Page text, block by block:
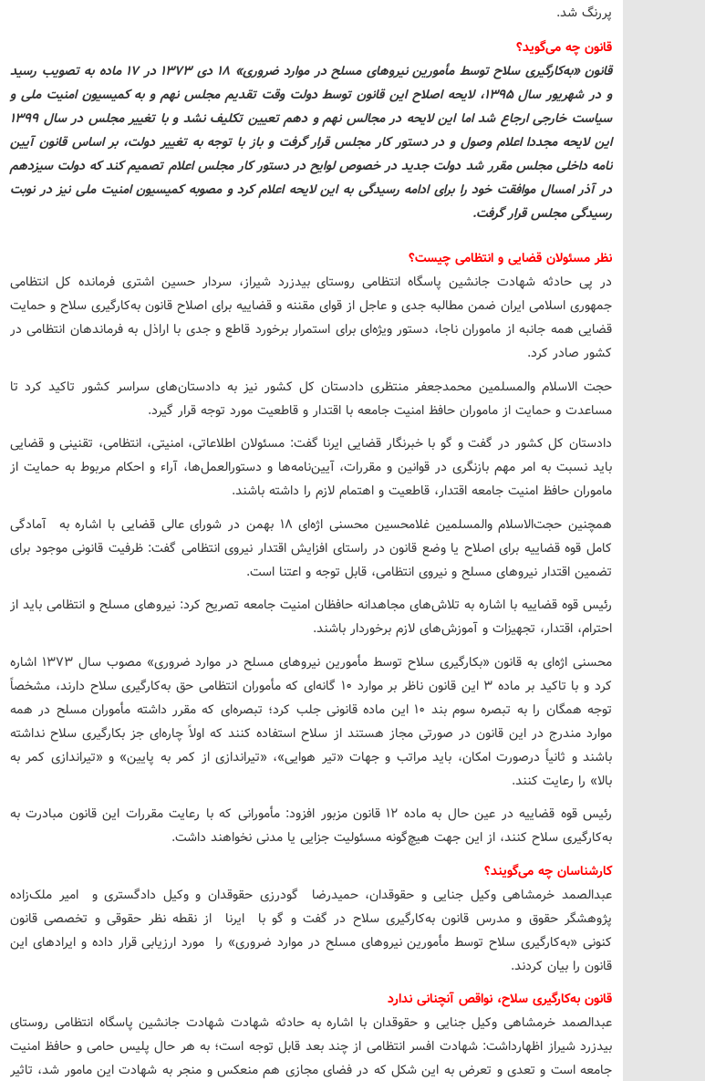
پررنگ شد.
قانون چه می‌گوید؟
قانون «به‌کارگیری سلاح توسط مأمورین نیروهای مسلح در موارد ضروری» ۱۸ دی ۱۳۷۳ در ۱۷ ماده به تصویب رسید
و در شهریور سال ۱۳۹۵، لایحه اصلاح این قانون توسط دولت وقت تقدیم مجلس نهم و به کمیسیون امنیت ملی و
سیاست خارجی ارجاع شد اما این لایحه در مجالس نهم و دهم تعیین تکلیف نشد و با تغییر مجلس در سال ۱۳۹۹
این لایحه مجددا اعلام وصول و در دستور کار مجلس قرار گرفت و باز با توجه به تغییر دولت، بر اساس قانون آیین
نامه داخلی مجلس مقرر شد دولت جدید در خصوص لوایح در دستور کار مجلس اعلام تصمیم کند که دولت سیزدهم
در آذر امسال موافقت خود را برای ادامه رسیدگی به این لایحه اعلام کرد و مصوبه کمیسیون امنیت ملی نیز در نوبت
رسیدگی مجلس قرار گرفت.
نظر مسئولان قضایی و انتظامی چیست؟
در پی حادثه شهادت جانشین پاسگاه انتظامی روستای بیدزرد شیراز، سردار حسین اشتری فرمانده کل انتظامی
جمهوری اسلامی ایران ضمن مطالبه جدی و عاجل از قوای مقننه و قضاییه برای اصلاح قانون به‌کارگیری سلاح و حمایت
قضایی همه جانبه از ماموران ناجا، دستور ویژه‌ای برای استمرار برخورد قاطع و جدی با اراذل به فرماندهان انتظامی در
کشور صادر کرد.
حجت الاسلام والمسلمین محمدجعفر منتظری دادستان کل کشور نیز به دادستان‌های سراسر کشور تاکید کرد تا
مساعدت و حمایت از ماموران حافظ امنیت جامعه با اقتدار و قاطعیت مورد توجه قرار گیرد.
دادستان کل کشور در گفت و گو با خبرنگار قضایی ایرنا گفت: مسئولان اطلاعاتی، امنیتی، انتظامی، تقنینی و قضایی
باید نسبت به امر مهم بازنگری در قوانین و مقررات، آیین‌نامه‌ها و دستورالعمل‌ها، آراء و احکام مربوط به حمایت از
ماموران حافظ امنیت جامعه اقتدار، قاطعیت و اهتمام لازم را داشته باشند.
همچنین حجت‌الاسلام والمسلمین غلامحسین محسنی‌ اژه‌ای ۱۸ بهمن در شورای عالی قضایی با اشاره به آمادگی
کامل قوه قضاییه برای اصلاح یا وضع قانون در راستای افزایش اقتدار نیروی انتظامی گفت: ظرفیت قانونی موجود برای
تضمین اقتدار نیروهای مسلح و نیروی انتظامی، قابل توجه و اعتنا است.
رئیس قوه قضاییه با اشاره به تلاش‌های مجاهدانه حافظان امنیت جامعه تصریح کرد: نیروهای مسلح و انتظامی باید از
احترام، اقتدار، تجهیزات و آموزش‌های لازم برخوردار باشند.
محسنی اژه‌ای به قانون «بکارگیری سلاح توسط مأمورین نیروهای مسلح در موارد ضروری» مصوب سال ۱۳۷۳ اشاره
کرد و با تاکید بر ماده ۳ این قانون ناظر بر موارد ۱۰ گانه‌ای که مأموران انتظامی حق به‌کارگیری سلاح دارند، مشخصاً
توجه همگان را به تبصره سوم بند ۱۰ این ماده قانونی جلب کرد؛ تبصره‌ای که مقرر داشته مأموران مسلح در همه
موارد مندرج در این قانون در صورتی مجاز هستند از سلاح استفاده کنند که اولاً چاره‌ای جز بکارگیری سلاح‌ نداشته
باشند و ثانیاً درصورت امکان، باید مراتب و جهات «تیر هوایی»، «تیراندازی از کمر به پایین» و «تیراندازی کمر به
بالا» را رعایت کنند.
رئیس قوه قضاییه در عین‌ حال به ماده ۱۲ قانون مزبور افزود: مأمورانی که با رعایت مقررات این قانون مبادرت به
به‌کارگیری سلاح کنند، از این جهت هیچ‌گونه مسئولیت جزایی یا مدنی نخواهند داشت.
کارشناسان چه می‌گویند؟
عبدالصمد خرمشاهی وکیل جنایی و حقوقدان، حمیدرضا گودرزی حقوقدان و وکیل دادگستری و امیر ملک‌زاده
پژوهشگر حقوق و مدرس قانون به‌کارگیری سلاح در گفت و گو با ایرنا از نقطه نظر حقوقی و تخصصی قانون
کنونی «به‌کارگیری سلاح توسط مأمورین نیروهای مسلح در موارد ضروری» را مورد ارزیابی قرار داده و ایرادهای این
قانون را بیان کردند.
قانون به‌کارگیری سلاح، نواقص آنچنانی ندارد
عبدالصمد خرمشاهی وکیل جنایی و حقوقدان با اشاره به حادثه شهادت شهادت جانشین پاسگاه انتظامی روستای
بیدزرد شیراز اظهارداشت: شهادت افسر انتظامی از چند بعد قابل توجه است؛ به هر حال پلیس حامی و حافظ امنیت
جامعه است و تعدی و تعرض به این شکل که در فضای مجازی هم منعکس و منجر به شهادت این مامور شد، تاثیر